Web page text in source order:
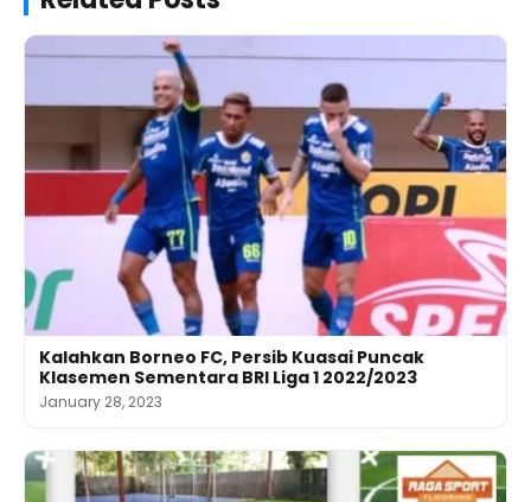
Kalahkan Borneo FC, Persib Kuasai Puncak
Klasemen Sementara BRI Liga 1 2022/2023
January 28, 2023